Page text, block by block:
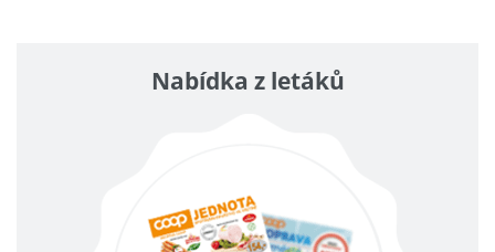
Nabídka z letáků